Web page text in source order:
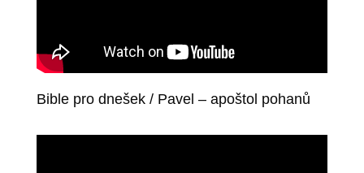
Bible pro dnešek / Pavel – apoštol pohanů